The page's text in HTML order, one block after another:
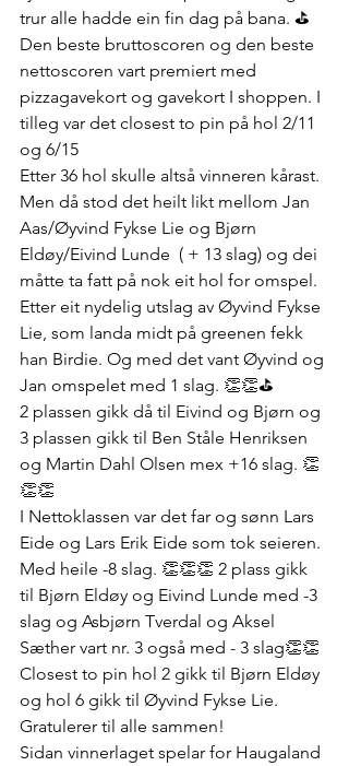
trur alle hadde ein fin dag på bana. ⛳️
Den beste bruttoscoren og den beste
nettoscoren vart premiert med
pizzagavekort og gavekort I shoppen. I
tilleg var det closest to pin på hol 2/11
og 6/15
Etter 36 hol skulle altså vinneren kårast.
Men då stod det heilt likt mellom Jan
Aas/Øyvind Fykse Lie og Bjørn
Eldøy/Eivind Lunde  ( + 13 slag) og dei
måtte ta fatt på nok eit hol for omspel.
Etter eit nydelig utslag av Øyvind Fykse
Lie, som landa midt på greenen fekk
han Birdie. Og med det vant Øyvind og
Jan omspelet med 1 slag. 👏👏⛳️
2 plassen gikk då til Eivind og Bjørn og
3 plassen gikk til Ben Ståle Henriksen
og Martin Dahl Olsen mex +16 slag. 👏
👏👏
I Nettoklassen var det far og sønn Lars
Eide og Lars Erik Eide som tok seieren.
Med heile -8 slag. 👏👏👏 2 plass gikk
til Bjørn Eldøy og Eivind Lunde med -3
slag og Asbjørn Tverdal og Aksel
Sæther vart nr. 3 også med - 3 slag👏👏
Closest to pin hol 2 gikk til Bjørn Eldøy
og hol 6 gikk til Øyvind Fykse Lie.
Gratulerer til alle sammen!
Sidan vinnerlaget spelar for Haugaland